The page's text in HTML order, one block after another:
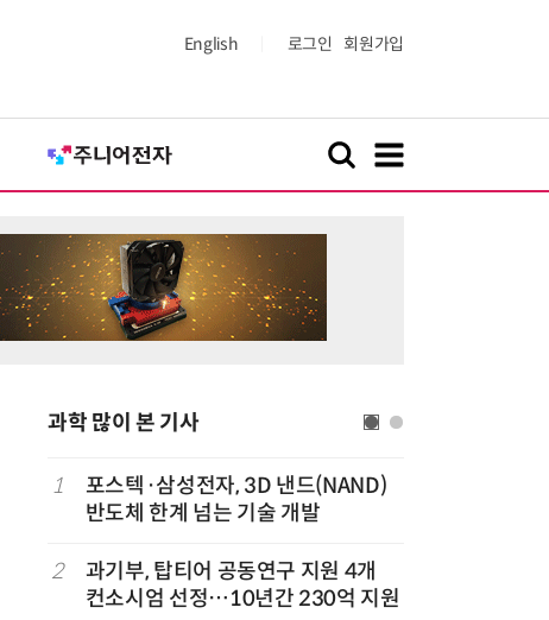
English 로그인 회원가입
과학 많이 본 기사
1
포스텍·삼성전자, 3D 낸드(NAND)
반도체 한계 넘는 기술 개발
2
과기부, 탑티어 공동연구 지원 4개
컨소시엄 선정…10년간 230억 지원